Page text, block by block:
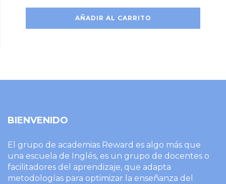
AÑADIR AL CARRITO
BIENVENIDO
El grupo de academias Reward es algo más que
una escuela de Inglés, es un grupo de docentes o
facilitadores del aprendizaje, que adapta
metodologías para optimizar la enseñanza del